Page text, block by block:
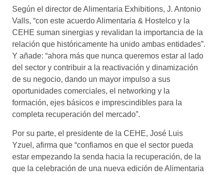
Según el director de Alimentaria Exhibitions, J. Antonio
Valls, “con este acuerdo Alimentaria & Hostelco y la
CEHE suman sinergias y revalidan la importancia de la
relación que históricamente ha unido ambas entidades”.
Y añade: “ahora más que nunca queremos estar al lado
del sector y contribuir a la reactivación y dinamización
de su negocio, dando un mayor impulso a sus
oportunidades comerciales, el networking y la
formación, ejes básicos e imprescindibles para la
completa recuperación del mercado”.
Por su parte, el presidente de la CEHE, José Luis
Yzuel, afirma que “confiamos en que el sector pueda
estar empezando la senda hacia la recuperación, de la
que la celebración de una nueva edición de Alimentaria